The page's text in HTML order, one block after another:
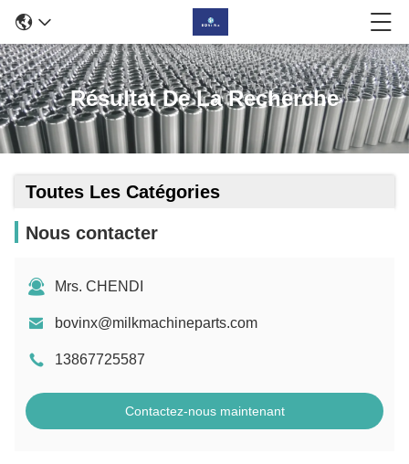
Résultat De La Recherche
Toutes Les Catégories
Nous contacter
Mrs. CHENDI
bovinx@milkmachineparts.com
13867725587
Contactez-nous maintenant